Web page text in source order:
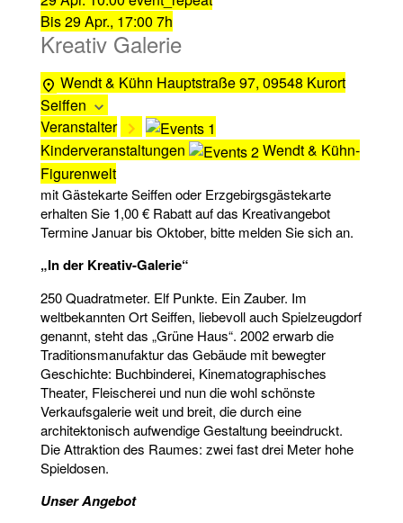
Bis29 Apr., 17:00 7h
Kreativ Galerie
Wendt & Kühn Hauptstraße 97, 09548 Kurort
Seiffen
Veranstalter
Kinderveranstaltungen
Wendt & Kühn-
Figurenwelt
mit Gästekarte Seiffen oder Erzgebirgsgästekarte
erhalten Sie 1,00 € Rabatt auf das Kreativangebot
Termine Januar bis Oktober, bitte melden Sie sich an.
„In der Kreativ-Galerie“
250 Quadratmeter. Elf Punkte. Ein Zauber. Im
weltbekannten Ort Seiffen, liebevoll auch Spielzeugdorf
genannt, steht das „Grüne Haus“. 2002 erwarb die
Traditionsmanufaktur das Gebäude mit bewegter
Geschichte: Buchbinderei, Kinematographisches
Theater, Fleischerei und nun die wohl schönste
Verkaufsgalerie weit und breit, die durch eine
architektonisch aufwendige Gestaltung beeindruckt.
Die Attraktion des Raumes: zwei fast drei Meter hohe
Spieldosen.
Unser Angebot